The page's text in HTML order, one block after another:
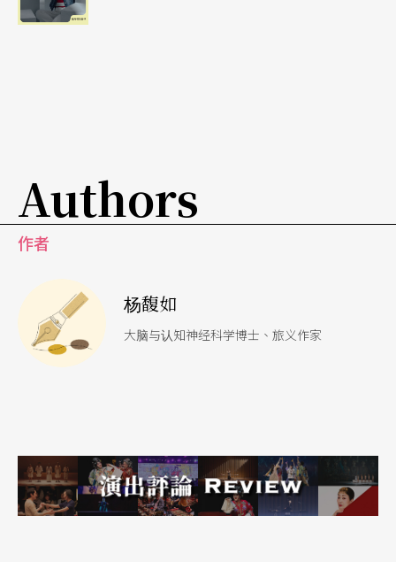
故事，过往之事，记忆深刻的，会让人更深入地理
时，灯泡突然亮起。
「故事是人类使用语言创造和再创造自己的方式。
会变怎样——都依靠语言来创造。能改变和塑造我们
的，其实不是生活经历，而是讲述这些经历的故
作家、出版人艾登．钱伯斯（Aidan Chambers）说
的这段话，人类大脑的确为故事而生，因此我们有
Authors
作者
杨馥如
大脑与认知神经科学博士、旅义作家